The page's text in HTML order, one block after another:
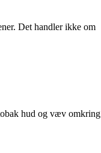
Det handler ikke om
hud og væv omkring